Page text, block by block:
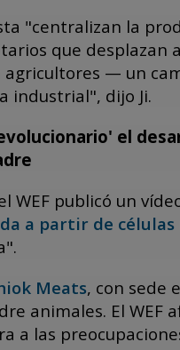
"centralizan la
que desplazan
agricultores — un
industrial", dijo Ji.
el
WEF publicó un
a partir de células
Meats, con sede
animales. El WEF
a las